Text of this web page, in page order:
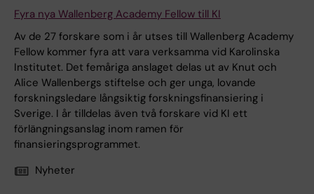
Fyra nya Wallenberg Academy Fellow till KI
Av de 27 forskare som i år utses till Wallenberg Academy
Fellow kommer fyra att vara verksamma vid Karolinska
Institutet. Det femåriga anslaget delas ut av Knut och
Alice Wallenbergs stiftelse och ger unga, lovande
forskningsledare långsiktig forskningsfinansiering i
Sverige. I år tilldelas även två forskare vid KI ett
förlängningsanslag inom ramen för
finansieringsprogrammet.
Nyheter